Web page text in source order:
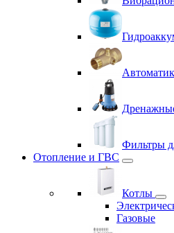
Фильтры
Отопление и ГВС
Котлы
Газовые